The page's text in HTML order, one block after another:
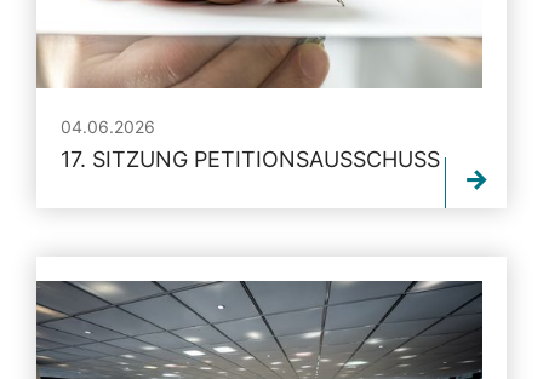
04.06.2026
17. SITZUNG PETITIONSAUSSCHUSS